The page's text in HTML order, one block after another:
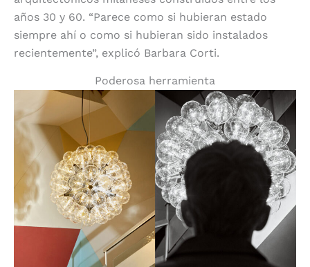
años 30 y 60. “Parece como si hubieran estado
siempre ahí o como si hubieran sido instalados
recientemente”, explicó Barbara Corti.
Poderosa herramienta